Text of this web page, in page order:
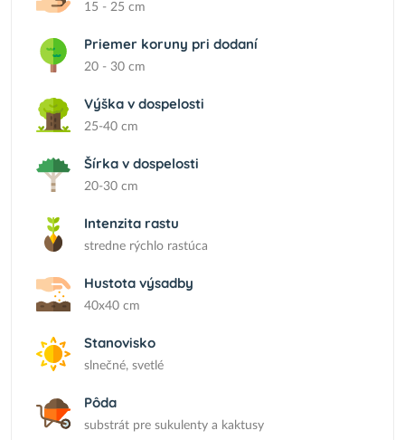
15 - 25 cm
Priemer koruny pri dodaní
20 - 30 cm
Výška v dospelosti
25-40 cm
Šírka v dospelosti
20-30 cm
Intenzita rastu
stredne rýchlo rastúca
Hustota výsadby
40x40 cm
Stanovisko
slnečné, svetlé
Pôda
substrát pre sukulenty a kaktusy